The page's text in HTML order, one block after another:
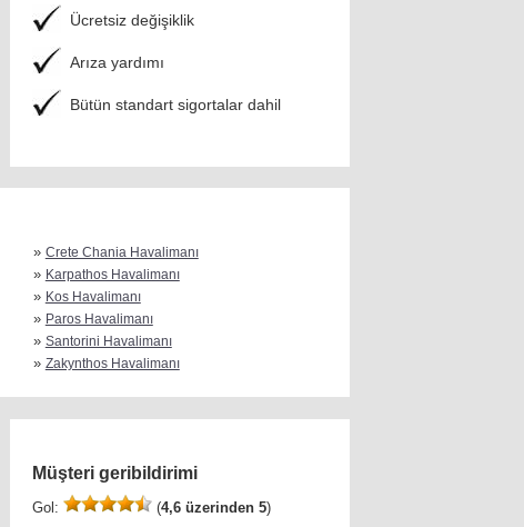
Ücretsiz değişiklik
Arıza yardımı
Bütün standart sigortalar dahil
» Crete Chania Havalimanı
» Karpathos Havalimanı
» Kos Havalimanı
» Paros Havalimanı
» Santorini Havalimanı
» Zakynthos Havalimanı
Müşteri geribildirimi
Gol: (4,6 üzerinden 5)